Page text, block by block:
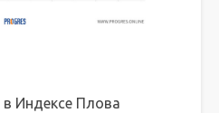
Индексе Плова